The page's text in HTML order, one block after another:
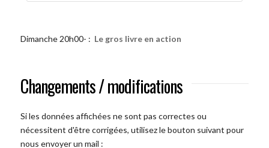
Dimanche 20h00- : Le gros livre en action
Changements / modifications
Si les données affichées ne sont pas correctes ou
nécessitent d'être corrigées, utilisez le bouton suivant pour
nous envoyer un mail :